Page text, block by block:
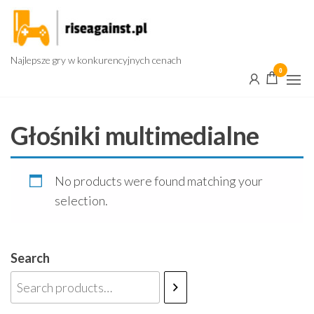
Przejdź
treści
Najlepsze gry w konkurencyjnych cenach
0
Głośniki multimedialne
No products were found matching your
selection.
Search